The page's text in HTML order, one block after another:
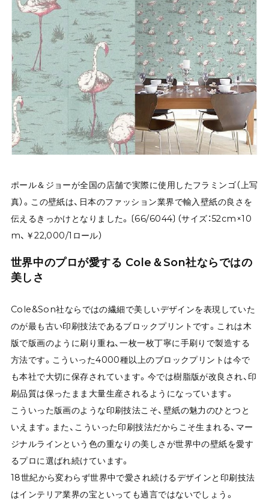
ポール＆ジョーが全国の店舗で実際に使用したフラミンゴ（上写
真）。この壁紙は、日本のファッション業界で輸入壁紙の良さを
伝えるきっかけとなりました。〔66/6044〕（サイズ：52cm×10
m、￥22,000/1ロール）
世界中のプロが愛する Cole＆Son社ならではの
美しさ
Cole&Son社ならではの繊細で美しいデザインを表現していた
のが最も古い印刷技法であるブロックプリントです。これは木
版で版画のように刷り重ね、一枚一枚丁寧に手刷りで製造する
方法です。こういった4000種以上のブロックプリントは今で
も本社で大切に保存されています。今では樹脂版が改良され、印
刷品質は保ったまま大量生産されるようになっています。
こういった版画のような印刷技法こそ、壁紙の魅力のひとつと
いえます。また、こういった印刷技法だからこそ生まれる、マー
ジナルラインという色の重なりの美しさが世界中の壁紙を愛す
るプロに選ばれ続けています。
18世紀から変わらず世界中で愛され続けるデザインと印刷技法
はインテリア業界の宝といっても過言ではないでしょう。